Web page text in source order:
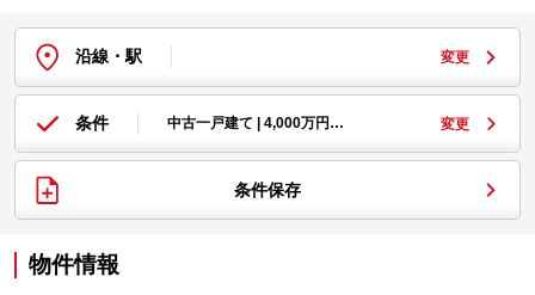
沿線・駅 変更
条件 中古一戸建て | 4,000万円… 変更
条件保存
物件情報